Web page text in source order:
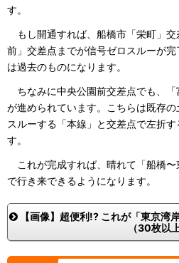
す。
もし開通すれば、船橋市「栄町」交
前」交差点までが信号ゼロスルーが
は過去のものになります。
ちなみに中央公園前交差点でも、
が進められています。こちらは既存
スルーする「本線」と交差点で左折
す。
これが完成すれば、晴れて「船橋〜
で行き来できるようになります。
【画像】超便利!? これが「東京湾
（30枚以上